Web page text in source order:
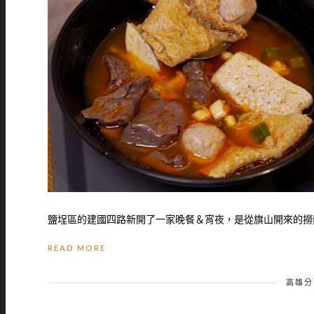
鹽埕區的建國四路新開了一家晚餐＆宵夜，是從旗山開來的
READ MORE
高雄